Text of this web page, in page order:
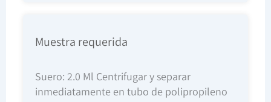
Muestra requerida
Suero: 2.0 Ml Centrifugar y separar
inmediatamente en tubo de polipropileno